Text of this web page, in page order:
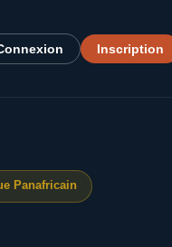
Inscription
Panafricain